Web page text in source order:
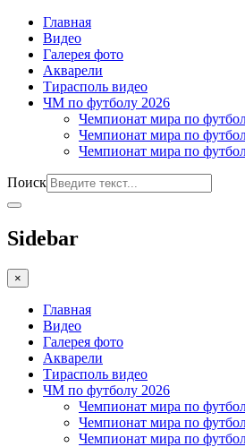
Главная
Видео
Галерея фото
Акварели
Тирасполь видео
ЧМ по футболу 2026
Чемпионат мира по
Чемпионат мира по
Чемпионат мира по
Поиск
Sidebar
×
Главная
Видео
Галерея фото
Акварели
Тирасполь видео
ЧМ по футболу 2026
Чемпионат мира по
Чемпионат мира по
Чемпионат мира по